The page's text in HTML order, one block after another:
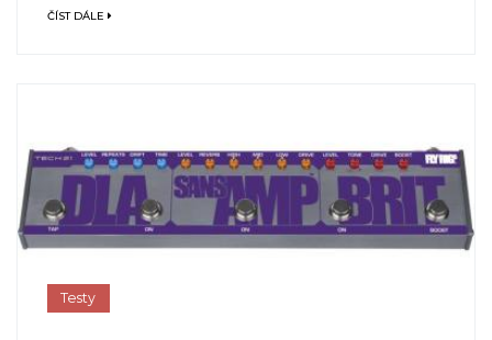
ČÍST DÁLE
Testy